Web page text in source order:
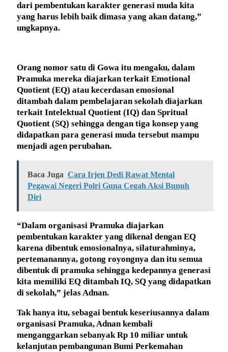
dari pembentukan karakter generasi muda kita
yang harus lebih baik dimasa yang akan datang,”
ungkapnya.
Orang nomor satu di Gowa itu mengaku, dalam
Pramuka mereka diajarkan terkait Emotional
Quotient (EQ) atau kecerdasan emosional
ditambah dalam pembelajaran sekolah diajarkan
terkait Intelektual Quotient (IQ) dan Spritual
Quotient (SQ) sehingga dengan tiga konsep yang
didapatkan para generasi muda tersebut mampu
menjadi agen perubahan.
Baca Juga Cara Irjen Dedi Rawat Mental
Pegawai Negeri Polri Guna Cegah Aksi Bunuh
Diri
“Dalam organisasi Pramuka diajarkan
pembentukan karakter yang dikenal dengan EQ
karena dibentuk emosionalnya, silaturahminya,
pertemanannya, gotong royongnya dan itu semua
dibentuk di pramuka sehingga kedepannya generasi
kita memiliki EQ ditambah IQ, SQ yang didapatkan
di sekolah,” jelas Adnan.
Tak hanya itu, sebagai bentuk keseriusannya dalam
organisasi Pramuka, Adnan kembali
menganggarkan sebanyak Rp 10 miliar untuk
kelanjutan pembangunan Bumi Perkemahan